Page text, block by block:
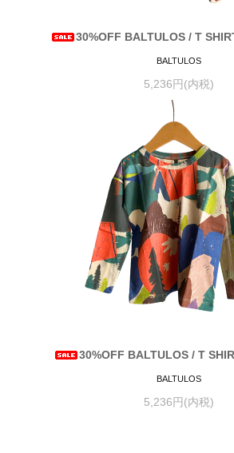
30%OFF BALTULOS / T
BALTULOS
5,236円(内税)
30%OFF BALTULOS / T
BALTULOS
5,236円(内税)